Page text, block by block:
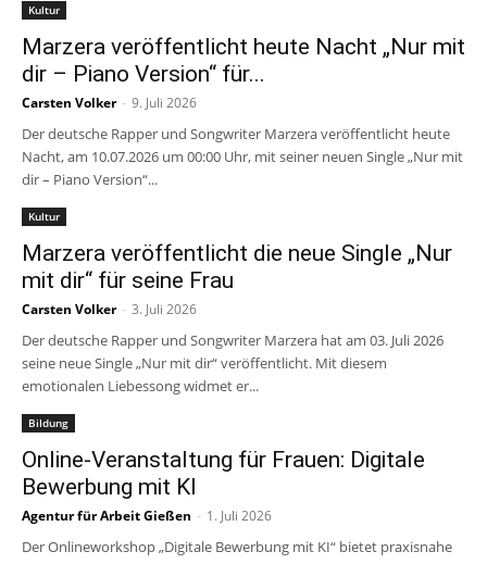
Kultur
Marzera veröffentlicht heute Nacht „Nur mit
dir – Piano Version“ für...
Carsten Volker - 9. Juli 2026
Der deutsche Rapper und Songwriter Marzera veröffentlicht heute
Nacht, am 10.07.2026 um 00:00 Uhr, mit seiner neuen Single „Nur mit
dir – Piano Version“...
Kultur
Marzera veröffentlicht die neue Single „Nur
mit dir“ für seine Frau
Carsten Volker - 3. Juli 2026
Der deutsche Rapper und Songwriter Marzera hat am 03. Juli 2026
seine neue Single „Nur mit dir“ veröffentlicht. Mit diesem
emotionalen Liebessong widmet er...
Bildung
Online-Veranstaltung für Frauen: Digitale
Bewerbung mit KI
Agentur für Arbeit Gießen - 1. Juli 2026
Der Onlineworkshop „Digitale Bewerbung mit KI“ bietet praxisnahe